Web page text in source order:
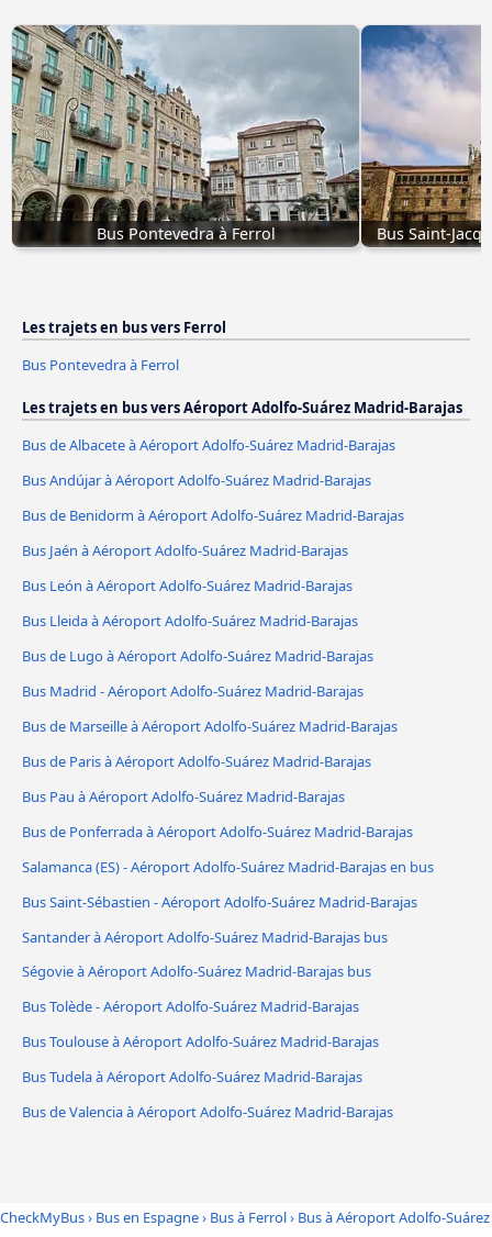
Bus Pontevedra à Ferrol Bus Saint-
Les trajets en bus vers Ferrol
Bus Pontevedra à Ferrol
Les trajets en bus vers Aéroport Adolfo-Suárez Madrid-Barajas
Bus de Albacete à Aéroport Adolfo-Suárez Madrid-Barajas
Bus Andújar à Aéroport Adolfo-Suárez Madrid-Barajas
Bus de Benidorm à Aéroport Adolfo-Suárez Madrid-Barajas
Bus Jaén à Aéroport Adolfo-Suárez Madrid-Barajas
Bus León à Aéroport Adolfo-Suárez Madrid-Barajas
Bus Lleida à Aéroport Adolfo-Suárez Madrid-Barajas
Bus de Lugo à Aéroport Adolfo-Suárez Madrid-Barajas
Bus Madrid - Aéroport Adolfo-Suárez Madrid-Barajas
Bus de Marseille à Aéroport Adolfo-Suárez Madrid-Barajas
Bus de Paris à Aéroport Adolfo-Suárez Madrid-Barajas
Bus Pau à Aéroport Adolfo-Suárez Madrid-Barajas
Bus de Ponferrada à Aéroport Adolfo-Suárez Madrid-Barajas
Salamanca (ES) - Aéroport Adolfo-Suárez Madrid-Barajas en bus
Bus Saint-Sébastien - Aéroport Adolfo-Suárez Madrid-Barajas
Santander à Aéroport Adolfo-Suárez Madrid-Barajas bus
Ségovie à Aéroport Adolfo-Suárez Madrid-Barajas bus
Bus Tolède - Aéroport Adolfo-Suárez Madrid-Barajas
Bus Toulouse à Aéroport Adolfo-Suárez Madrid-Barajas
Bus Tudela à Aéroport Adolfo-Suárez Madrid-Barajas
Bus de Valencia à Aéroport Adolfo-Suárez Madrid-Barajas
CheckMyBus› Bus en Espagne› Bus à Ferrol› Bus à Aéroport Adolfo-Suárez